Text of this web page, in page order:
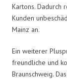
Kartons. Dadurch
Kunden
Mainz an.
Ein weiterer
freundliche und
Braunschweig.